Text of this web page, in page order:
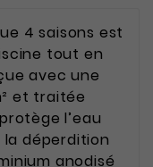
4 saisons est
tout en
avec une
et traitée
l’eau
déperdition
anodisé